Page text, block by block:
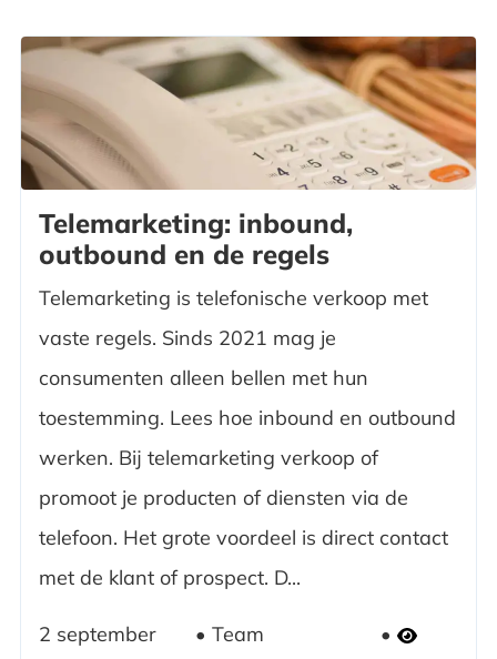
Telemarketing: inbound,
outbound en de regels
Telemarketing is telefonische verkoop met
vaste regels. Sinds 2021 mag je
consumenten alleen bellen met hun
toestemming. Lees hoe inbound en outbound
werken. Bij telemarketing verkoop of
promoot je producten of diensten via de
telefoon. Het grote voordeel is direct contact
met de klant of prospect. D...
2 september
Team